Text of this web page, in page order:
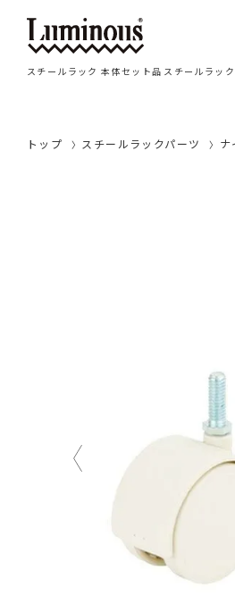
スチールラック 本体セット品 スチールラッ
トップ スチールラックパーツ